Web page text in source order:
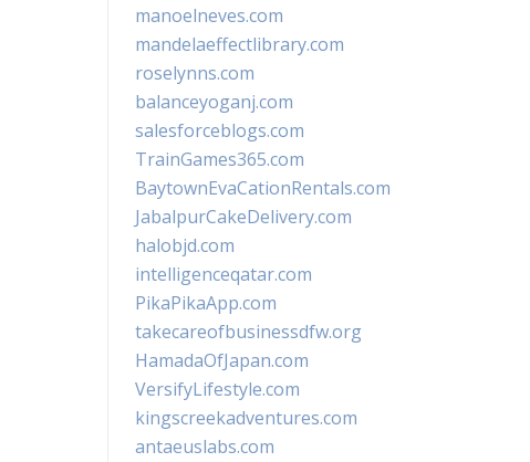
manoelneves.com
mandelaeffectlibrary.com
roselynns.com
balanceyoganj.com
salesforceblogs.com
TrainGames365.com
BaytownEvaCationRentals.com
JabalpurCakeDelivery.com
halobjd.com
intelligenceqatar.com
PikaPikaApp.com
takecareofbusinessdfw.org
HamadaOfJapan.com
VersifyLifestyle.com
kingscreekadventures.com
antaeuslabs.com